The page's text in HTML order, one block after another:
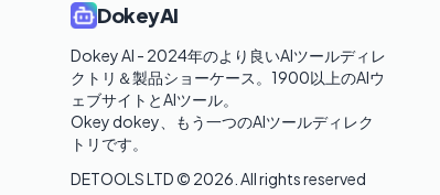
DokeyAI
Dokey AI - 2024年のより良いAIツールディレ
クトリ＆製品ショーケース。1900以上のAIウ
ェブサイトとAIツール。
Okey dokey、もう一つのAIツールディレク
トリです。
DETOOLS LTD © 2026 . All rights reserved